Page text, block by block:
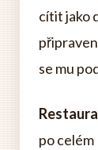
cítit jako
se mu
po